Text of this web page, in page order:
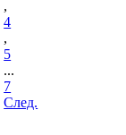
,
4
,
5
...
7
След.